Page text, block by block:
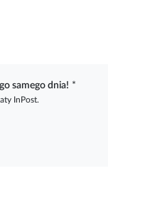
samego dnia! *
InPost.